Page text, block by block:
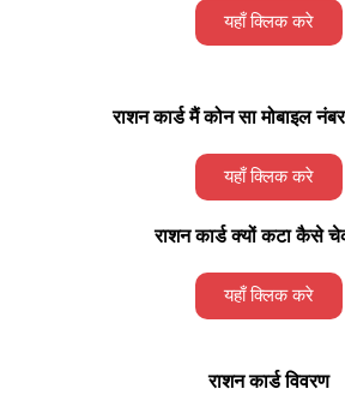
यहाँ क्लिक करे
राशन कार्ड मैं कोन सा मोबाइल
यहाँ क्लिक करे
राशन कार्ड क्यों कटा कैसे
यहाँ क्लिक करे
राशन कार्ड विवरण